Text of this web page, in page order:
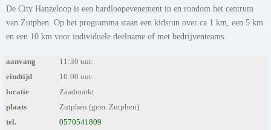
De City Hanzeloop is een hardloopevenement in en rondom het centrum
van Zutphen. Op het programma staan een kidsrun over ca 1 km, een 5 km
en een 10 km voor individuele deelname of met bedrijventeams.
aanvang
11:30 uur.
eindtijd
16:00 uur.
locatie
Zaadmarkt
plaats
Zutphen (gem. Zutphen)
tel.
0570541809